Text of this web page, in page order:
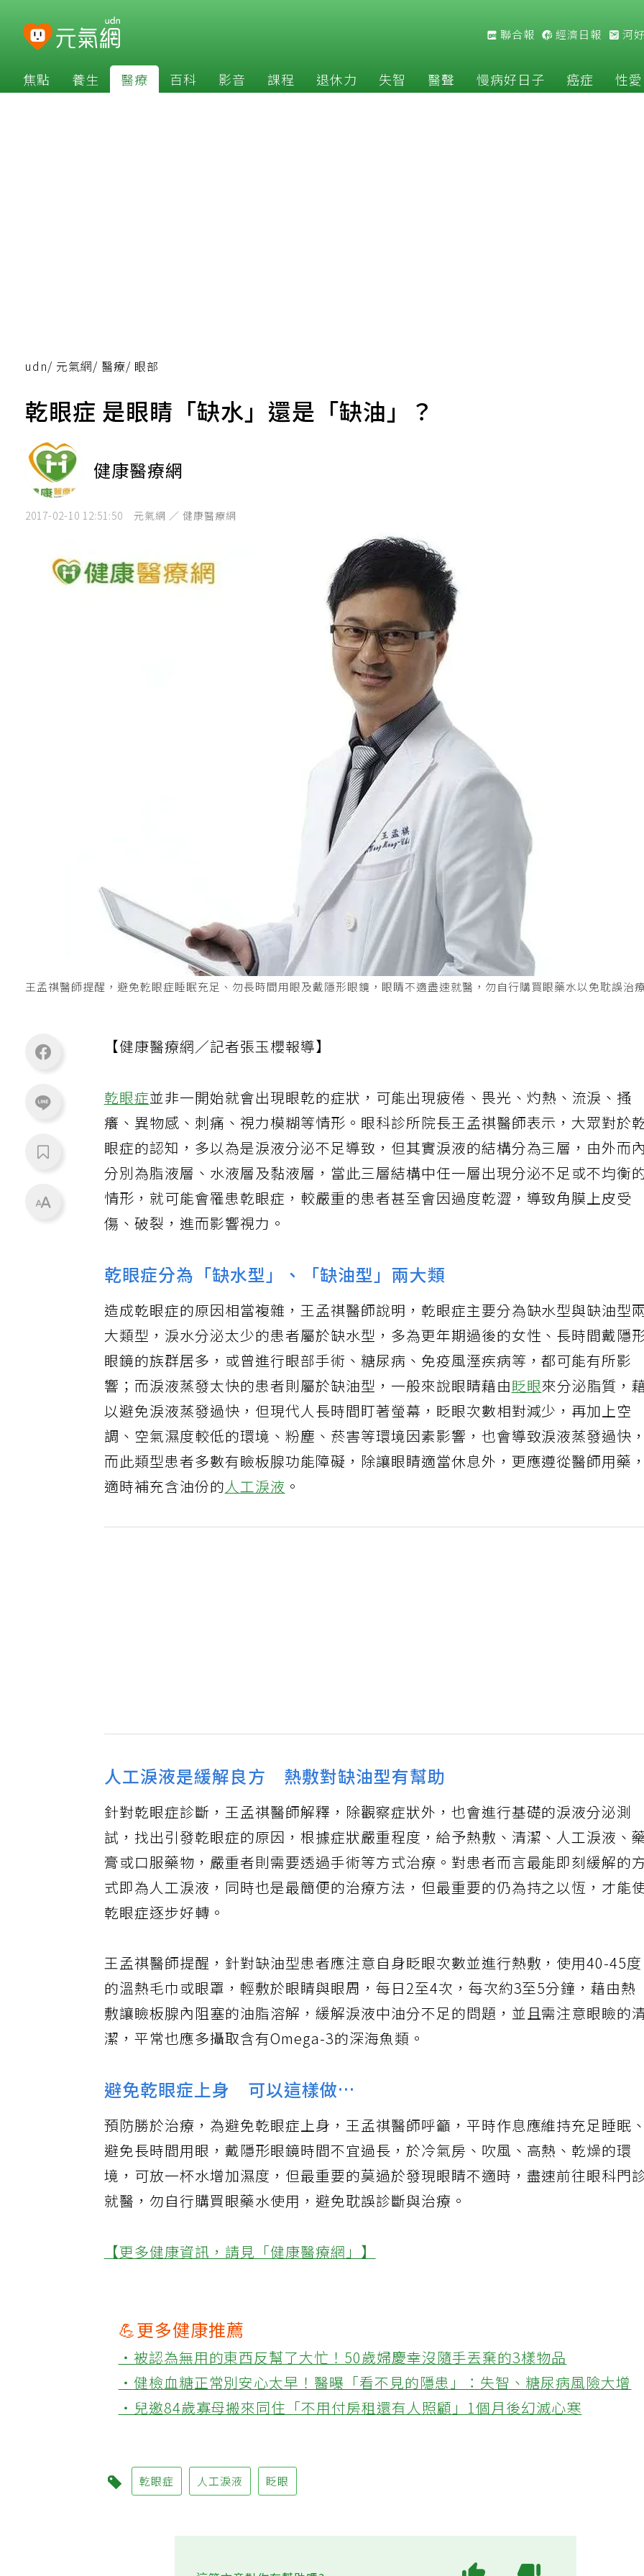
聯合報 經濟日報 河
焦點 養生 醫療 百科 影音 課程 退休力 失智 醫聲 慢病好日子 癌症 性愛
udn/ 元氣網/ 醫療/ 眼部
乾眼症 是眼睛「缺水」還是「缺油」？
健康醫療網
2017-02-10 12:51:50 元氣網 ／ 健康醫療網
王孟祺醫師提醒，避免乾眼症睡眠充足、勿長時間用眼及戴隱形眼鏡，眼睛不適盡速就醫，勿自行購買眼藥水以免耽誤治
【健康醫療網／記者張玉櫻報導】
乾眼症並非一開始就會出現眼乾的症狀，可能出現疲倦、畏光、灼熱、流淚、搔
癢、異物感、刺痛、視力模糊等情形。眼科診所院長王孟祺醫師表示，大眾對於
眼症的認知，多以為是淚液分泌不足導致，但其實淚液的結構分為三層，由外而內
分別為脂液層、水液層及黏液層，當此三層結構中任一層出現分泌不足或不均衡
情形，就可能會罹患乾眼症，較嚴重的患者甚至會因過度乾澀，導致角膜上皮受
傷、破裂，進而影響視力。
乾眼症分為「缺水型」、「缺油型」兩大類
造成乾眼症的原因相當複雜，王孟祺醫師說明，乾眼症主要分為缺水型與缺油型
大類型，淚水分泌太少的患者屬於缺水型，多為更年期過後的女性、長時間戴隱
眼鏡的族群居多，或曾進行眼部手術、糖尿病、免疫風溼疾病等，都可能有所影
響；而淚液蒸發太快的患者則屬於缺油型，一般來說眼睛藉由眨眼來分泌脂質，
以避免淚液蒸發過快，但現代人長時間盯著螢幕，眨眼次數相對減少，再加上空
調、空氣濕度較低的環境、粉塵、菸害等環境因素影響，也會導致淚液蒸發過快，
而此類型患者多數有瞼板腺功能障礙，除讓眼睛適當休息外，更應遵從醫師用藥，
適時補充含油份的人工淚液 。
人工淚液是緩解良方 熱敷對缺油型有幫助
針對乾眼症診斷，王孟祺醫師解釋，除觀察症狀外，也會進行基礎的淚液分泌測
試，找出引發乾眼症的原因，根據症狀嚴重程度，給予熱敷、清潔、人工淚液、
膏或口服藥物，嚴重者則需要透過手術等方式治療。對患者而言最能即刻緩解的方
式即為人工淚液，同時也是最簡便的治療方法，但最重要的仍為持之以恆，才能
乾眼症逐步好轉。
王孟祺醫師提醒，針對缺油型患者應注意自身眨眼次數並進行熱敷，使用40-45度
的溫熱毛巾或眼罩，輕敷於眼睛與眼周，每日2至4次，每次約3至5分鐘，藉由熱
敷讓瞼板腺內阻塞的油脂溶解，緩解淚液中油分不足的問題，並且需注意眼瞼的清
潔，平常也應多攝取含有Omega-3的深海魚類。
避免乾眼症上身 可以這樣做…
預防勝於治療，為避免乾眼症上身，王孟祺醫師呼籲，平時作息應維持充足睡眠、
避免長時間用眼，戴隱形眼鏡時間不宜過長，於冷氣房、吹風、高熱、乾燥的環
境，可放一杯水增加濕度，但最重要的莫過於發現眼睛不適時，盡速前往眼科門診
就醫，勿自行購買眼藥水使用，避免耽誤診斷與治療。
【更多健康資訊，請見「健康醫療網」】
💪更多健康推薦
‧被認為無用的東西反幫了大忙！50歲婦慶幸沒隨手丟棄的3樣物品
‧健檢血糖正常別安心太早！醫曝「看不見的隱患」：失智、糖尿病風險大增
‧兒邀84歲寡母搬來同住「不用付房租還有人照顧」1個月後幻滅心寒
乾眼症 人工淚液 眨眼